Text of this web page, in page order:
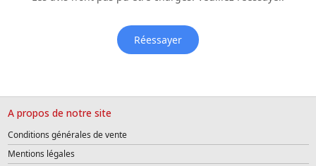
Réessayer
A propos de notre site
Conditions générales de vente
Mentions légales